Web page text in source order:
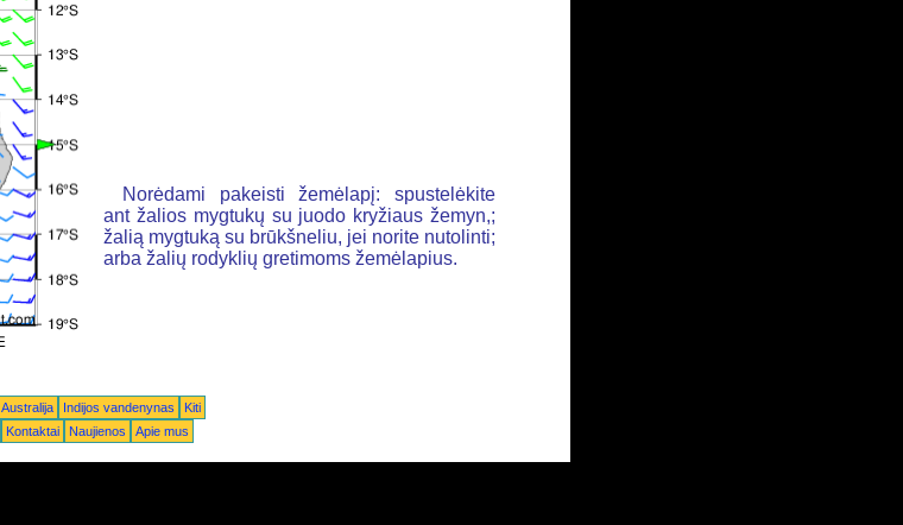
Norėdami pakeisti žemėlapį: spustelėkite
ant žalios mygtukų su juodo kryžiaus žemyn,;
žalią mygtuką su brūkšneliu, jei norite nutolinti;
arba žalių rodyklių gretimoms žemėlapius.
Australija Indijos vandenynas
Kiti
Kontaktai Naujienos Apie mus